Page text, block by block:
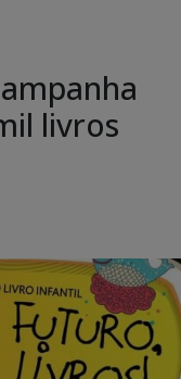
livros